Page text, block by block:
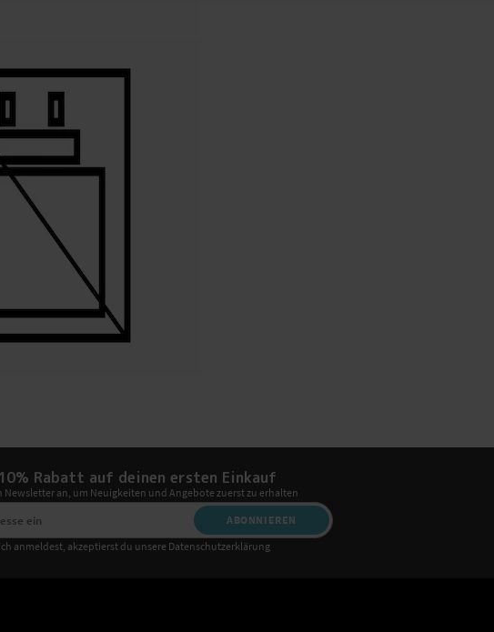
Rabatt auf deinen ersten Einkauf
Newsletter an, um Neuigkeiten und Angebote zuerst zu erhalten
ABONNIEREN
anmeldest, akzeptierst du unsere Datenschutzerklärung